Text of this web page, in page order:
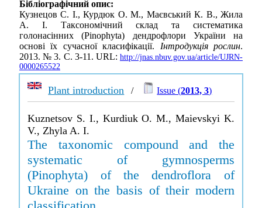
Бібліографічний опис:
Кузнецов С. І., Курдюк О. М., Маєвський К. В., Жила
А. І. Таксономічний склад та систематика
голонасінних (Pinophyta) дендрофлори України на
основі їх сучасної класифікації. Інтродукція рослин.
2013. № 3. С. 3-11. URL: http://jnas.nbuv.gov.ua/article/UJRN-
0000265522
Plant introduction / Issue (2013, 3)
Kuznetsov S. I., Kurdiuk O. M., Maievskyi K.
V., Zhyla A. I.
The taxonomic compound and the
systematic of gymnosperms
(Pinophyta) of the dendroflora of
Ukraine on the basis of their modern